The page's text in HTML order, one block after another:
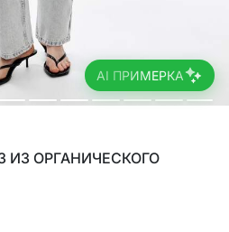
AI ПРИМЕРКА
ОРГАНИЧЕСКОГО